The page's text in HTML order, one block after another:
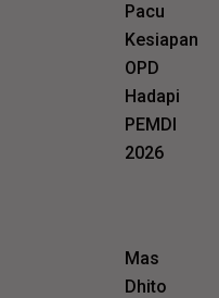
Pacu
Kesiapan
OPD
Hadapi
PEMDI
2026
Mas
Dhito